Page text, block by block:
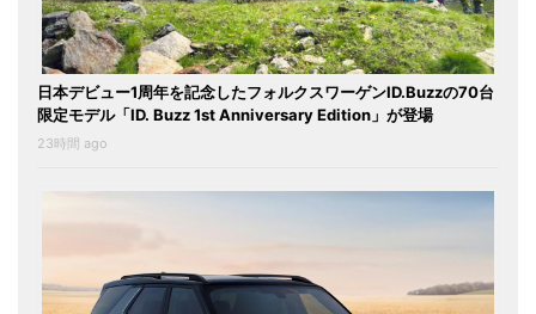
日本デビュー1周年を記念したフォルクスワーゲンID.Buzzの70台
限定モデル「ID. Buzz 1st Anniversary Edition」が登場
23時間 ago